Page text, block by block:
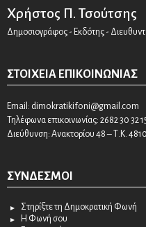
Χρήστος Π. Τσούτσης
Δημοσιογράφος - Εκδότης -
ΣΤΟΙΧΕΊΑ ΕΠΙΚΟΙΝΩΝΊΑΣ
Email: dimokratikifoni@gmail.com
Τηλέφωνα επικοινωνίας: 2682 30 32
Διεύθυνση: Ανακτορίου 48 – Τ.Κ.
ΣΎΝΔΕΣΜΟΙ
Στηρίξτε τη Δημοκρατική Φωνή
Η Φωνή σου